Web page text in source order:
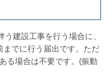
建設工事を行う場合に、
までに行う届出です。ただ
る場合は不要です。(振動